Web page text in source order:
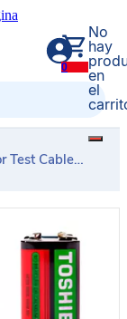
0
No
hay
en
el
Probador